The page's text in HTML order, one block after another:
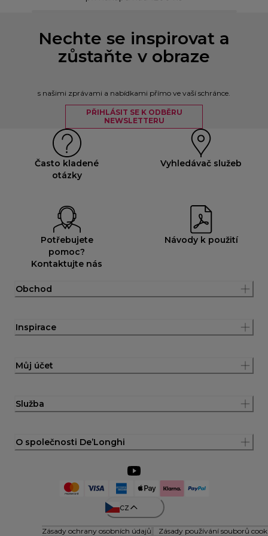
Nechte se inspirovat a
zůstaňte v obraze
s našimi zprávami a nabídkami přímo ve vaší schránce.
PŘIHLÁSIT SE K ODBĚRU
NEWSLETTERU
Často kladené
otázky
Vyhledávač služeb
Potřebujete
pomoc?
Kontaktujte nás
Návody k použití
Obchod
Inspirace
Můj účet
Služba
O společnosti De’Longhi
cz
Zásady ochrany osobních údajů Zásady používání souborů